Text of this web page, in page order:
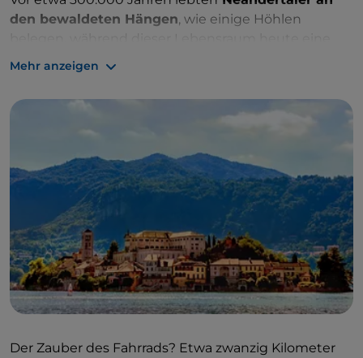
den bewaldeten Hängen, wie einige Höhlen
sehr seltene
der Mauerspecht und der Wanderfalke sind hier zu
Hause.
Mehr anzeigen
Der Zauber des Fahrrads? Etwa zwanzig Kilometer